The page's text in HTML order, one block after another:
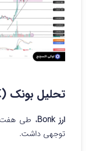
تحلیل بونک (BONK)
ارز Bonk
، طی هفت
توجهی داشت.